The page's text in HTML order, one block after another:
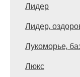
Лидер
Лидер,
Лукоморье,
Люкс